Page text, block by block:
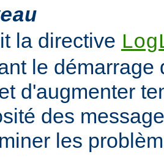
la directive
le démarrage
d'augmenter
des
les